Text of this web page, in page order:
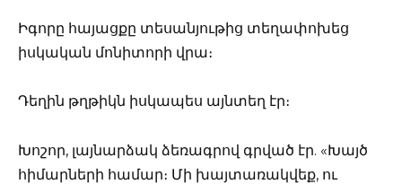
Իգորը հայացքը տեսանյութից տեղափոխեց
իսկական մոնիտորի վրա։
Դեղին թղթիկն իսկապես այնտեղ էր։
Խոշոր, լայնարձակ ձեռագրով գրված էր. «Խայծ
հիմարների համար։ Մի խայտառակվեք, ու